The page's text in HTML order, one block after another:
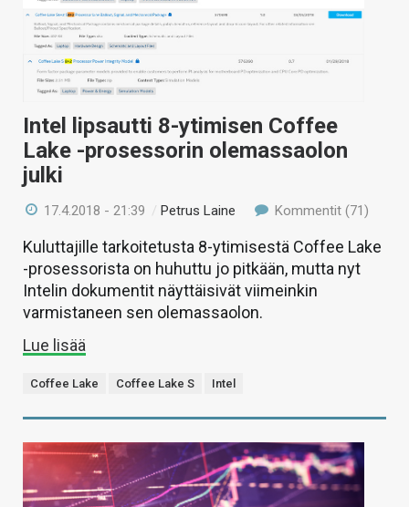
Intel lipsautti 8-ytimisen Coffee
Lake -prosessorin olemassaolon
julki
17.4.2018 - 21:39 /Petrus Laine Kommentit (71)
Kuluttajille tarkoitetusta 8-ytimisestä Coffee Lake
-prosessorista on huhuttu jo pitkään, mutta nyt
Intelin dokumentit näyttäisivät viimeinkin
varmistaneen sen olemassaolon.
Lue lisää
Coffee Lake Coffee Lake S Intel